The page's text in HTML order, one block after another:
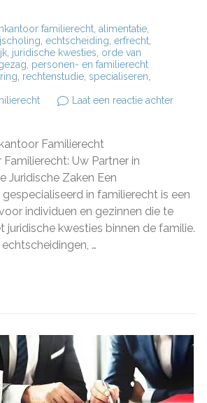
familierecht alimentatie
echtscheiding erfrecht
juridische kwesties orde van
personen- en familierecht
rechtenstudie specialiseren
Laat een reactie achterop
Zaken
Familierecht
Uw Partner in
Juridische Zaken Een
in familierecht is een
individuen en gezinnen die te
juridische kwesties binnen de familie.
…